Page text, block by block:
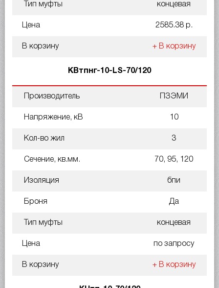
Тип муфты концевая
Цена 2585.38 р.
В корзину + В корзину
КВтпнг-10-LS-70/120
Производитель ПЗЭМИ
Напряжение, кВ 10
Кол-во жил 3
Сечение, кв.мм. 70, 95, 120
Изоляция бпи
Броня Да
Тип муфты концевая
Цена по запросу
В корзину + В корзину